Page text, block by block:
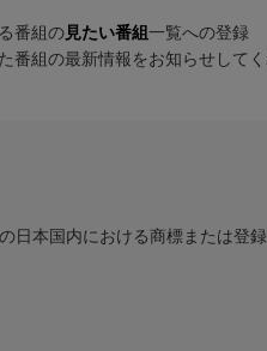
番組の 見たい番組 一覧への登録
番組の最新情報をお知らせしてく
日本国内における商標または登録